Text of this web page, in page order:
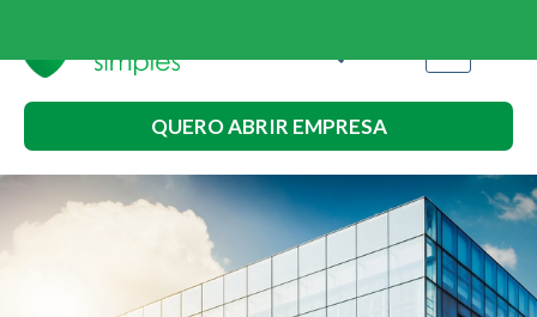
QUERO ABRIR EMPRESA